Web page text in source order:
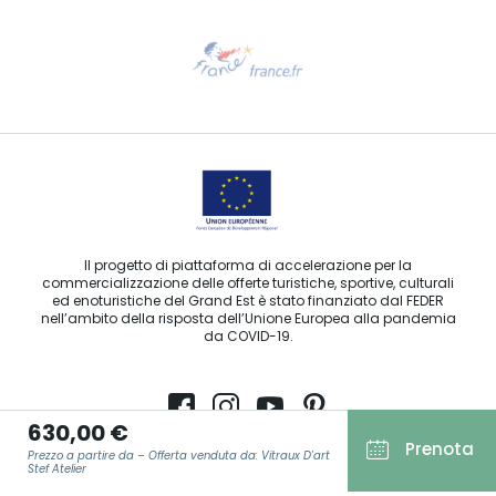
630,00 €
Prezzo a partire da – Offerta venduta da: Vitraux D'art
Stef Atelier
Prenota
Contattaci per e-mail
Il progetto di piattaforma di accelerazione per la
commercializzazione delle offerte turistiche, sportive, culturali
ed enoturistiche del Grand Est è stato finanziato dal FEDER
nell’ambito della risposta dell’Unione Europea alla pandemia
da COVID-19.
Agence Régionale du Tourisme Grand Est ©2026 - Tutti i diritti